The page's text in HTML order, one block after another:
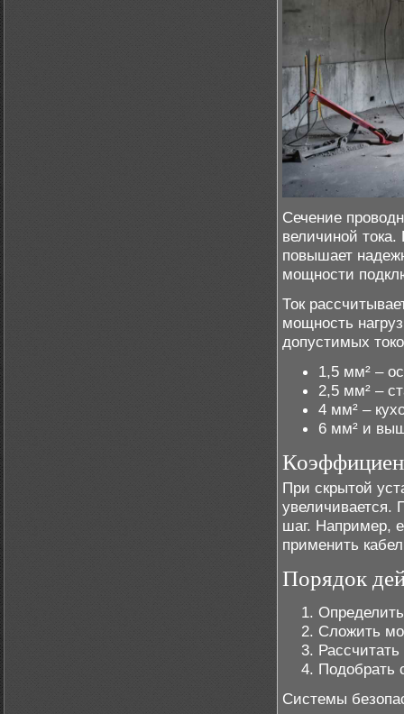
Сечение
величиной
повышает
мощности
Ток
мощность
допустимых
1,5 мм² –
2,5 мм² –
4 мм² –
6 мм² и
При скрытой
увеличивается.
шаг. Например,
применить
Порядок
Сложить
Подобрать
Системы